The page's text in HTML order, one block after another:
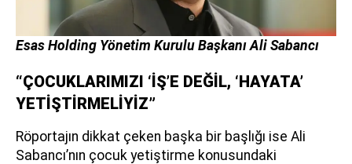
Esas Holding Yönetim Kurulu Başkanı Ali Sabancı
“ÇOCUKLARIMIZI ‘İŞ’E DEĞİL, ‘HAYATA’
YETİŞTİRMELİYİZ”
Röportajın dikkat çeken başka bir başlığı ise Ali
Sabancı’nın çocuk yetiştirme konusundaki